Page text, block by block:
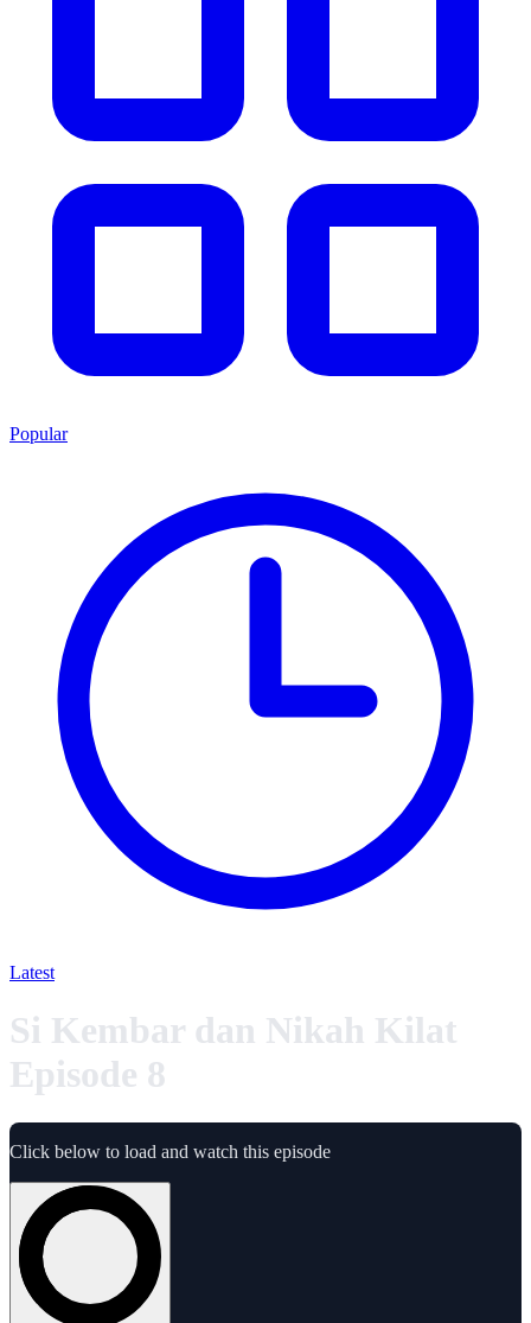
Popular
Latest
Si Kembar dan Nikah Kilat
Episode 8
Click below to load and watch this episode